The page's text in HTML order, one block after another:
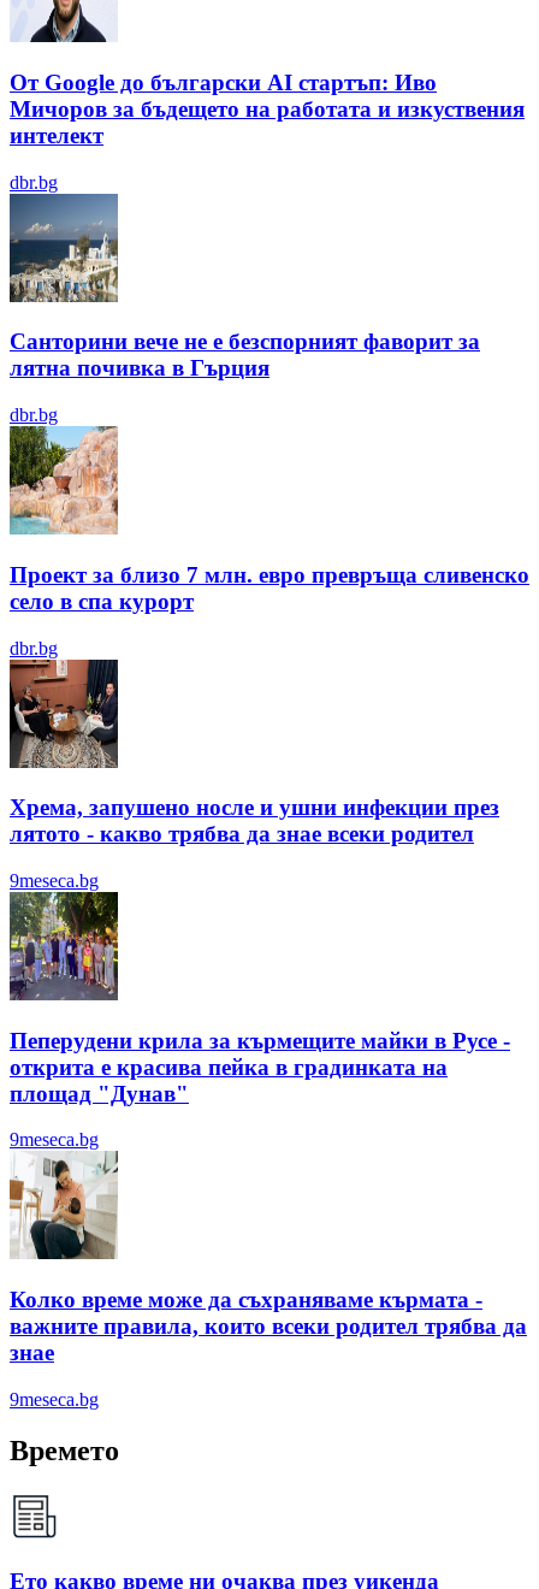
От Google до български AI стартъп: Иво
Мичоров за бъдещето на работата и изкуствения
интелект
dbr.bg
Санторини вече не е безспорният фаворит за
лятна почивка в Гърция
dbr.bg
Проект за близо 7 млн. евро превръща сливенско
село в спа курорт
dbr.bg
Хрема, запушено носле и ушни инфекции през
лятотo - какво трябва да знае всеки родител
9meseca.bg
Пеперудени крила за кърмещите майки в Русе -
открита е красива пейка в градинката на
площад "Дунав"
9meseca.bg
Колко време може да съхраняваме кърмата -
важните правила, които всеки родител трябва да
знае
9meseca.bg
Времето
Ето какво време ни очаква през уикенда